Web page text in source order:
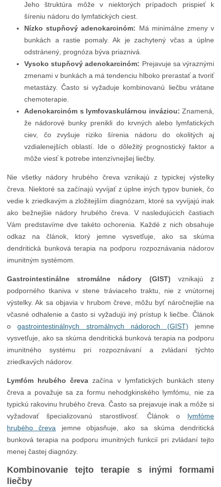
Jeho štruktúra môže v niektorých prípadoch prispieť k
šíreniu nádoru do lymfatických ciest.
Nízko stupňový adenokarcinóm: Má minimálne zmeny v
bunkách a rastie pomaly. Ak je zachytený včas a úplne
odstránený, prognóza býva priaznivá.
Vysoko stupňový adenokarcinóm: Prejavuje sa výraznými
zmenami v bunkách a má tendenciu hlboko prerastať a tvoriť
metastázy. Často si vyžaduje kombinovanú liečbu vrátane
chemoterapie.
Adenokarcinóm s lymfovaskulárnou inváziou: Znamená,
že nádorové bunky prenikli do krvných alebo lymfatických
ciev, čo zvyšuje riziko šírenia nádoru do okolitých aj
vzdialenejších oblastí. Ide o dôležitý prognostický faktor a
môže viesť k potrebe intenzívnejšej liečby.
Nie všetky nádory hrubého čreva vznikajú z typickej výstelky
čreva. Niektoré sa začínajú vyvíjať z úplne iných typov buniek, čo
vedie k zriedkavým a zložitejším diagnózam, ktoré sa vyvíjajú inak
ako bežnejšie nádory hrubého čreva. V nasledujúcich častiach
Vám predstavíme dve takéto ochorenia. Každé z nich obsahuje
odkaz na článok, ktorý jemne vysvetľuje, ako sa skúma
dendritická bunková terapia na podporu rozpoznávania nádorov
imunitným systémom.
Gastrointestinálne stromálne nádory (GIST) vznikajú z
podporného tkaniva v stene tráviaceho traktu, nie z vnútornej
výstelky. Ak sa objavia v hrubom čreve, môžu byť náročnejšie na
včasné odhalenie a často si vyžadujú iný prístup k liečbe. Článok
ogastrointestinálnych stromálnych nádoroch (GIST) jemne
vysvetľuje, ako sa skúma dendritická bunková terapia na podporu
imunitného systému pri rozpoznávaní a zvládaní týchto
zriedkavých nádorov.
Lymfóm hrubého čreva začína v lymfatických bunkách steny
čreva a považuje sa za formu nehodgkinského lymfómu, nie za
typickú rakovinu hrubého čreva. Často sa prejavuje inak a môže si
vyžadovať špecializovanú starostlivosť. Článok o lymfóme
hrubého čreva jemne objasňuje, ako sa skúma dendritická
bunková terapia na podporu imunitných funkcií pri zvládaní tejto
menej častej diagnózy.
Kombinovanie tejto terapie s inými formami
liečby